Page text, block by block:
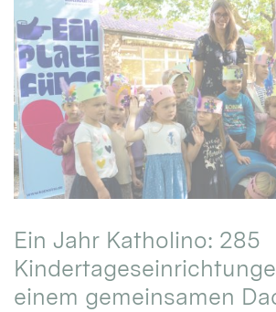
Ein Jahr Katholino: 285
einem gemeinsamen